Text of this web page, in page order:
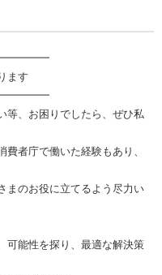
ます
等、お困りでしたら、ぜひ私
者庁で働いた経験もあり、
まのお役に立てるよう尽力い
可能性を探り、最適な解決策